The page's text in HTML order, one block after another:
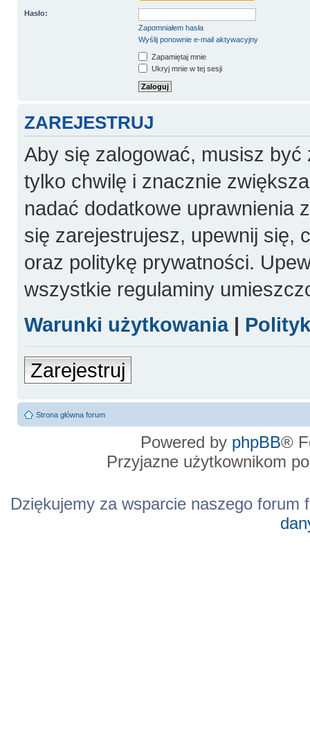
Hasło:
Zapomniałem hasła
Wyślij ponownie e-mail aktywacyjny
Zapamiętaj mnie
Ukryj mnie w tej sesji
ZAREJESTRUJ
Aby się zalogować, musisz
tylko chwilę i znacznie
nadać dodatkowe uprawnienia
się zarejestrujesz, upewnij się,
oraz politykę prywatności.
wszystkie regulaminy
Warunki użytkowania|
Zarejestruj
Strona główna forum
Powered by phpBB®
Przyjazne użytkownikom
Dziękujemy za wsparcie naszego